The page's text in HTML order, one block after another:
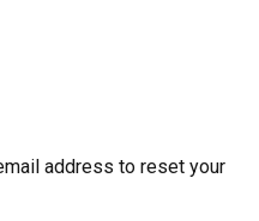
address to reset your